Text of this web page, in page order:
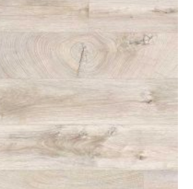
DODAJ U KOŠARICU